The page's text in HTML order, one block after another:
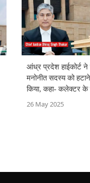
आंध्र प्रदेश हाईकोर्ट
मनोनीत सदस्य को
किया, कहा- कलेक्टर के
नहीं थी
26 May 2025